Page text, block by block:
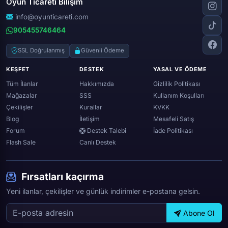
Minecraft
Lost ark
World of warcraft
Zula
Black desert online
Genshin ımpact
Discord
Youtube
Twitter (x)
Spotify
info@oyunticareti.com
905455746464
SSL Doğrulanmış Güvenli Ödeme
KEŞFET
Tüm İlanlar
Mağazalar
Çekilişler
Blog
Forum
Flash Sale
DESTEK
Hakkımızda
SSS
Kurallar
İletişim
Destek Talebi
Canlı Destek
YASAL VE ÖDEME
Gizlilik Politikası
Kullanım Koşulları
KVKK
Mesafeli Satış
İade Politikası
Fırsatları kaçırma
Yeni ilanlar, çekilişler ve günlük indirimler e-postana gelsin.
Abone Ol